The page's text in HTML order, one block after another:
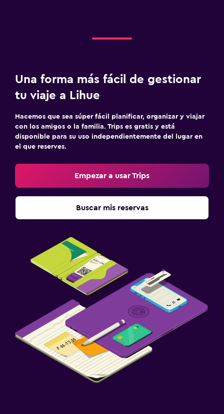
Una forma más fácil de gestionar
tu viaje a Lihue
Hacemos que sea súper fácil planificar, organizar y viajar
con los amigos o la familia. Trips es gratis y está
disponible para su uso independientemente del lugar en
el que reserves.
Empezar a usar Trips
Buscar mis reservas